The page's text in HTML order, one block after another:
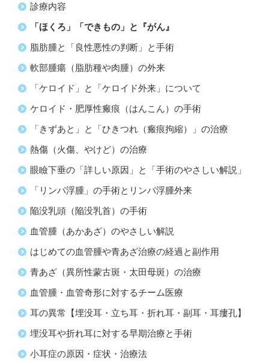
診療内容
「ほくろ」「できもの」と『がん』
脂肪腫と「良性悪性の判断」と手術
軟部腫瘍（脂肪種や肉腫）の外来
「ケロイド」と「ケロイド外来」について
ケロイド・肥厚性瘢痕（はんこん）の手術
「きずあと」と「ひきつれ（瘢痕拘縮）」の治療
熱傷（火傷、やけど）の治療
眼瞼下垂の「詳しい原因」と「手術のやさしい解説」
「リンパ浮腫」の手術とリンパ浮腫外来
陥没乳頭（陥没乳首）の手術
血管腫（あかあざ）のやさしい解説
はじめての血管腫や青あざ治療の経過と副作用
青あざ（異所性蒙古斑・太田母斑）の治療
血管腫・血管奇形に対するチーム医療
耳の異常【埋没耳・立ち耳・折れ耳・副耳・耳瘻孔】
埋没耳や折れ耳に対する早期治療と手術
小耳症の原因・症状・治療法